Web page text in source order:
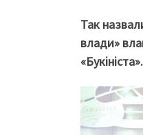
Так
влади»
«Букініста».